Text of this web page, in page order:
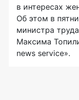
в интересах
Об этом в
министра
Максима
news service».